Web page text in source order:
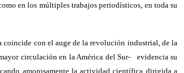
en los múltiples trabajos periodísticos, en toda su
coincide con el auge de la revolución industrial, de la
circulación en la América del Sur-
evidencia su
amorosamente la actividad científica dirigida a